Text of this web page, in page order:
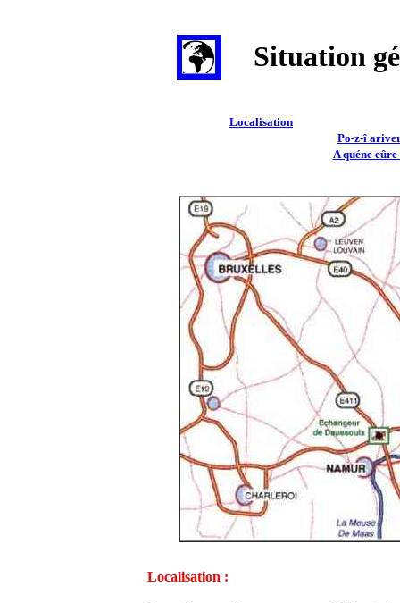
Situation
Localisation
Po-z-î
A quéne eûre
Localisation :